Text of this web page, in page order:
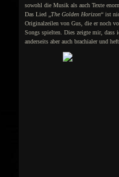
sowohl die Musik als auch Texte
Das Lied „ The Golden Horizon“ ist
Originalzeilen von Gus, die er noch
Songs spielten. Dies zeigte mir, dass
anderseits aber auch brachialer und